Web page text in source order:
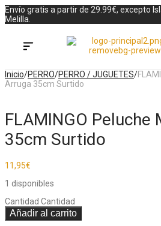
Envío gratis a partir de 29.99€, excepto
Melilla.
Inicio/PERRO/PERRO / JUGUETES/
Arruga 35cm Surtido
FLAMINGO Peluche
35cm Surtido
11,95€
1 disponibles
Cantidad Cantidad
Añadir al carrito